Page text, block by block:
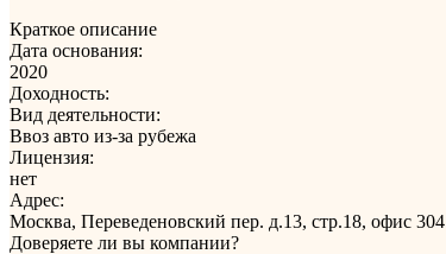
Краткое описание
Дата основания:
2020
Доходность:
Вид деятельности:
Ввоз авто из-за рубежа
Лицензия:
нет
Адрес:
Москва, Переведеновский пер. д.13, стр.18, офис 304
Доверяете ли вы компании?